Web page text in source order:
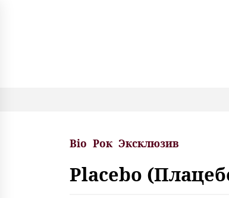
Bio Рок Эксклюзив
Placebo